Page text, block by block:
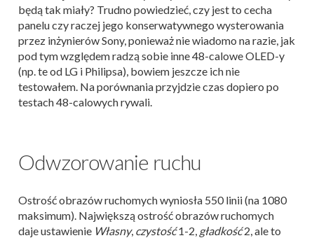
będą tak miały? Trudno powiedzieć, czy jest to cecha
panelu czy raczej jego konserwatywnego wysterowania
przez inżynierów Sony, ponieważ nie wiadomo na razie, jak
pod tym względem radzą sobie inne 48-calowe OLED-y
(np. te od LG i Philipsa), bowiem jeszcze ich nie
testowałem. Na porównania przyjdzie czas dopiero po
testach 48-calowych rywali.
Odwzorowanie ruchu
Ostrość obrazów ruchomych wyniosła 550 linii (na 1080
maksimum). Największą ostrość obrazów ruchomych
daje ustawienie Własny, czystość1-2, gładkość2, ale to